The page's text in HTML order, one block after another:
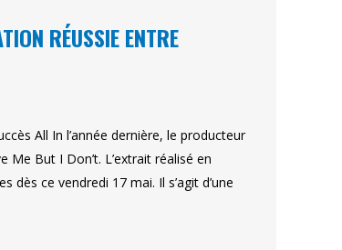
RÉUSSIE ENTRE
All In l’année dernière, le producteur
But I Don’t. L’extrait réalisé en
ce vendredi 17 mai. Il s’agit d’une